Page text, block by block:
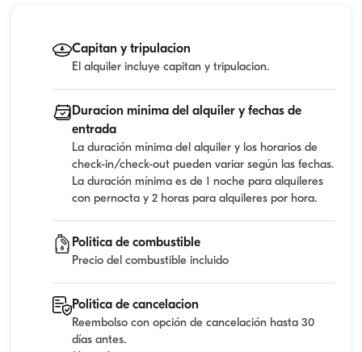
Capitan y tripulacion
El alquiler incluye capitan y tripulacion.
Duracion minima del alquiler y fechas de
entrada
La duración mínima del alquiler y los horarios de
check-in/check-out pueden variar según las fechas.
La duración mínima es de 1 noche para alquileres
con pernocta y 2 horas para alquileres por hora.
Politica de combustible
Precio del combustible incluido
Politica de cancelacion
Reembolso con opción de cancelación hasta 30
días antes.